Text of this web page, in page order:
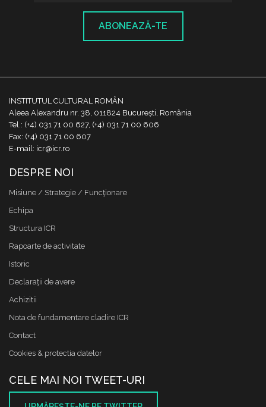
ABONEAZĂ-TE
INSTITUTUL CULTURAL ROMÂN
Aleea Alexandru nr. 38, 011824 București, România
Tel.: (+4) 031 71 00 627, (+4) 031 71 00 606
Fax: (+4) 031 71 00 607
E-mail: icr@icr.ro
DESPRE NOI
Misiune / Strategie / Funcţionare
Echipa
Structura ICR
Rapoarte de activitate
Istoric
Declaraţii de avere
Achizitii
Nota de fundamentare cladire ICR
Contact
Cookies & protectia datelor
CELE MAI NOI TWEET-URI